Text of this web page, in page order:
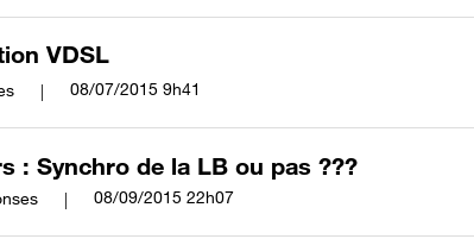
VDSL
‎08/07/2015 9h41
: Synchro de la LB ou pas ???
‎08/09/2015 22h07